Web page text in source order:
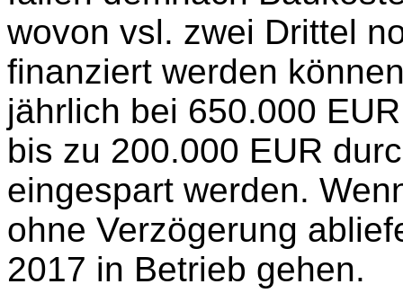
wovon vsl. zwei Drittel
finanziert werden
jährlich bei 650.000
bis zu 200.000 EUR
eingespart werden.
ohne Verzögerung
2017 in Betrieb gehen.